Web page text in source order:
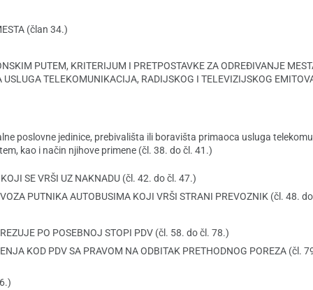
(član 34.)
PUTEM, KRITERIJUM I PRETPOSTAVKE ZA ODREĐIVANJE
TELEKOMUNIKACIJA, RADIJSKOG I TELEVIZIJSKOG
poslovne jedinice, prebivališta ili boravišta primaoca usluga
kao i način njihove primene (čl. 38. do čl. 41.)
SE VRŠI UZ NAKNADU (čl. 42. do čl. 47.)
PUTNIKA AUTOBUSIMA KOJI VRŠI STRANI PREVOZNIK (čl. 48.
PO POSEBNOJ STOPI PDV (čl. 58. do čl. 78.)
KOD PDV SA PRAVOM NA ODBITAK PRETHODNOG POREZA (čl.